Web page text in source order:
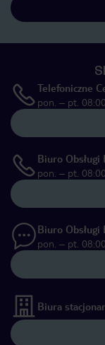
Telefoniczne
pon. – pt.
Biuro Obsługi
pon. – pt.
Biuro Obsługi
pon. – pt.
Biura